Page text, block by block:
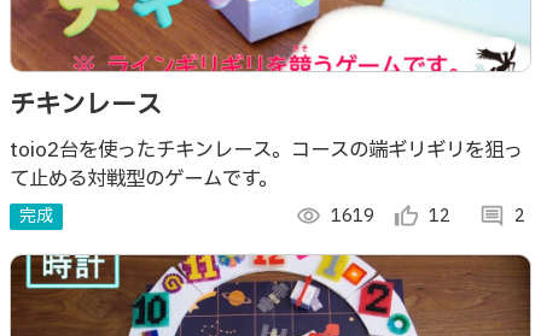
チキンレース
toio2台を使ったチキンレース。コースの端ギリギリを狙っ
て止める対戦型のゲームです。
完成 visibility 1619 thumb_up_alt 12 comment 2